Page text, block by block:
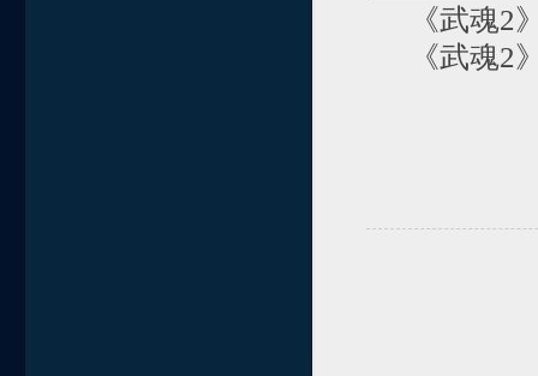
《武魂2
《武魂2